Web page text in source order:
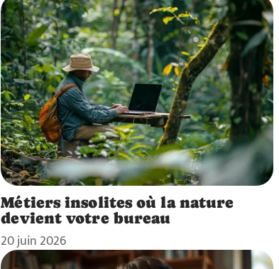
Métiers insolites où la nature
devient votre bureau
20 juin 2026